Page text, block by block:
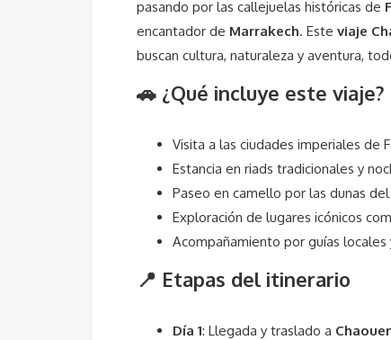
pasando por las callejuelas históricas de
encantador de Marrakech. Este viaje
buscan cultura, naturaleza y aventura,
🚗 ¿Qué incluye este viaje?
Visita a las ciudades imperiales de
Estancia en riads tradicionales y
Paseo en camello por las dunas del
Exploración de lugares icónicos
Acompañamiento por guías
📍 Etapas del itinerario
Día 1: Llegada y traslado a